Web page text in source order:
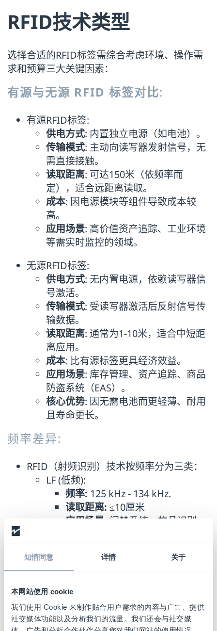
知情同意 详情 关于
本网站使用 cookie
我们使用 Cookie 来制作贴合用户需求的内容与广告、提供
社交媒体功能以及分析我们的流量。我们还会与社交媒
RFID技术类型
选择合适的RFID标签需综合考虑环境、操作需
求和预算三大关键因素：
有源与无源 RFID 标签对比:
有源RFID标签:
供电方式: 内置独立电源（如电池）。
传输模式: 主动向读写器发射信号，无
需直接接触。
读取距离: 可达150米（依频率而
定），适合远距离读取。
成本: 因电源模块等组件导致成本较
高。
应用场景: 高价值资产追踪、工业环境
等需实时监控的领域。
无源RFID标签:
供电方式: 无内置电源，依赖读写器信
号激活。
传输模式: 受读写器激活后反射信号传
输数据。
读取距离: 通常为1-10米，适合中短距
离应用。
成本: 比有源标签更具经济效益。
应用场景: 库存管理、资产追踪、商品
防盗系统（EAS）。
核心优势: 因无需电池而更轻薄、耐用
且寿命更长。
频率差异:
RFID（射频识别）技术按频率分为三类：
LF (低频):
频率: 125 kHz - 134 kHz.
读取距离: ≤10厘米
应用场景: 门禁系统、物品识别
HF (高频):
56 MHz.
读取距离:≤1米
应用频段，适用于非接触支付、
库存管理、零售供应链及数字产
品护照（DPP）RFID标签。